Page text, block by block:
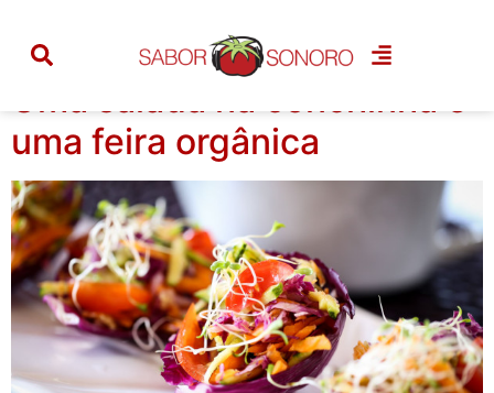
Tag: orgânico
Uma salada na conchinha e
uma feira orgânica